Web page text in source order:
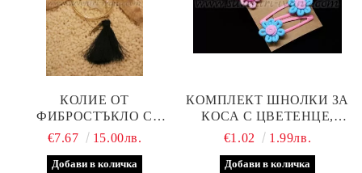
КОЛИЕ ОТ
ФИБРОСТЪКЛО С
ПТИЧКА И СУХИ ЦВЕТЯ
€7.67 15.00лв.
КОМПЛЕКТ ШНОЛКИ ЗА
КОСА С ЦВЕТЕНЦЕ,
МОДЕЛ ПЕТ
€1.02 1.99лв.